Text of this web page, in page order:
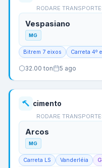
RODARE
Vespasiano
MG
Bitrem 7 eixos Carreta 4º
32.00 ton 5 ago
cimento
RODARE
Arcos
MG
Carreta LS Vanderléia